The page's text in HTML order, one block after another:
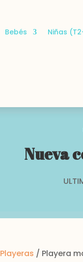
Bebés Niñas
Nueva
Playeras / Playera